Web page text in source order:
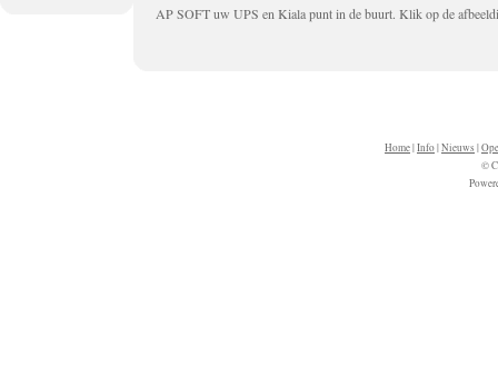
AP SOFT uw UPS en Kiala punt in de buurt. Klik op de
Home|Info|Nieuws |
©